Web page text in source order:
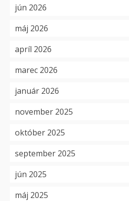
jún 2026
máj 2026
apríl 2026
marec 2026
január 2026
november 2025
október 2025
september 2025
jún 2025
máj 2025